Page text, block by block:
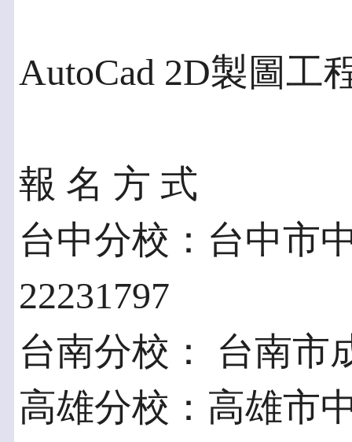
AutoCad 2D製圖工
報 名 方 式
台中分校：台中市
22231797
台南分校： 台南市
高雄分校：高雄市